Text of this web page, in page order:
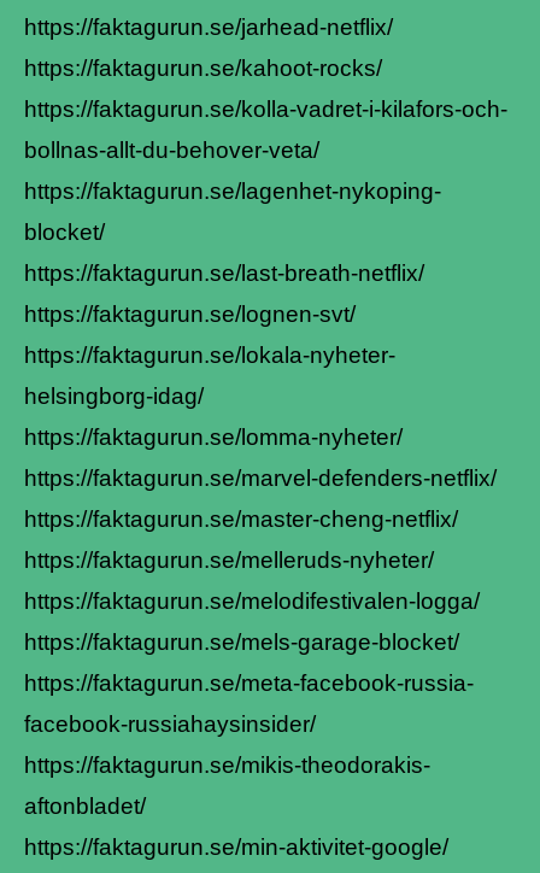
https://faktagurun.se/jarhead-netflix/
https://faktagurun.se/kahoot-rocks/
https://faktagurun.se/kolla-vadret-i-kilafors-och-
bollnas-allt-du-behover-veta/
https://faktagurun.se/lagenhet-nykoping-
blocket/
https://faktagurun.se/last-breath-netflix/
https://faktagurun.se/lognen-svt/
https://faktagurun.se/lokala-nyheter-
helsingborg-idag/
https://faktagurun.se/lomma-nyheter/
https://faktagurun.se/marvel-defenders-netflix/
https://faktagurun.se/master-cheng-netflix/
https://faktagurun.se/melleruds-nyheter/
https://faktagurun.se/melodifestivalen-logga/
https://faktagurun.se/mels-garage-blocket/
https://faktagurun.se/meta-facebook-russia-
facebook-russiahaysinsider/
https://faktagurun.se/mikis-theodorakis-
aftonbladet/
https://faktagurun.se/min-aktivitet-google/